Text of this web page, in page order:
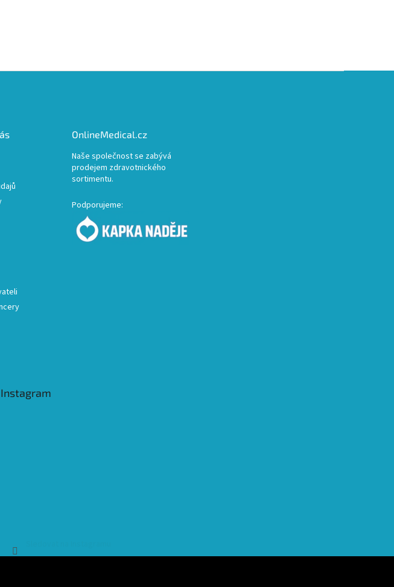
OnlineMedical.cz
Naše společnost se zabývá
prodejem zdravotnického
sortimentu.
Podporujeme:
Instagram